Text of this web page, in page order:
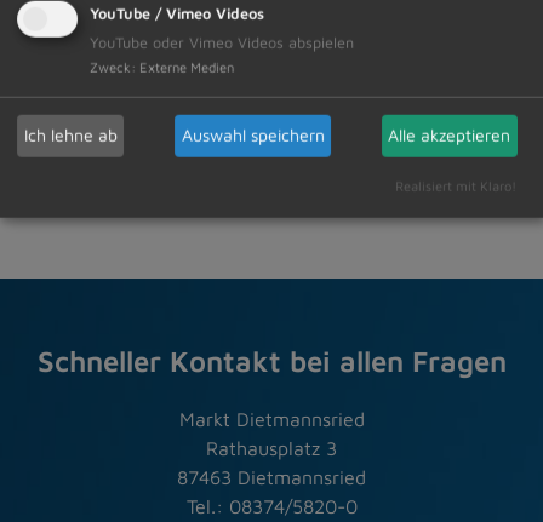
22.05.2026
Amtliche Bekanntmachungen Veranstaltungstermine
Schneller Kontakt bei allen Fragen
Markt Dietmannsried
Rathausplatz 3
87463 Dietmannsried
Tel.: 08374/5820-0
YouTube / Vimeo Videos
YouTube oder Vimeo Videos abspielen
Zweck : Externe Medien
Ich lehne ab Auswahl speichern Alle akzeptieren
Realisiert mit Klaro!